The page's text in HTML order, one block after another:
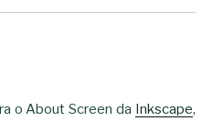
o About Screen da Inkscape,